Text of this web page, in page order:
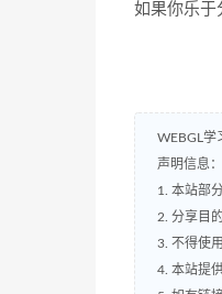
如果你乐于
WEBGL学
声明信息：
1. 本站部
2. 分享目
3. 不得使
4. 本站提